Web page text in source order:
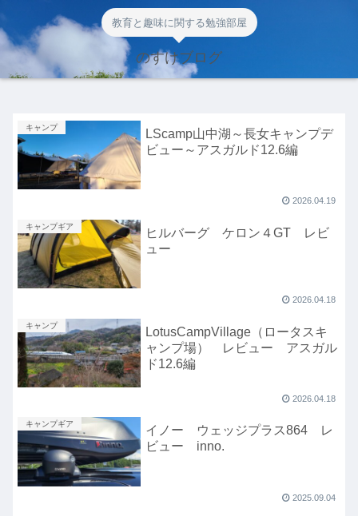
教育と趣味に関する勉強部屋
のすけブログ
キャンプ
LScamp山中湖～長女キャンプデ
ビュー～アスガルド12.6編
2026.04.19
キャンプギア
ヒルバーグ ケロン４GT レビ
ュー
2026.04.18
キャンプ
LotusCampVillage（ロータスキ
ャンプ場） レビュー アスガル
ド12.6編
2026.04.18
キャンプギア
イノー ウェッジプラス864 レ
ビュー inno.
2025.09.04